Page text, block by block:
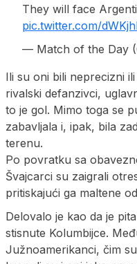
They will face
pic.twitter.com/
— Match of the Day
Ili su oni bili neprecizni
rivalski defanzivci,
to je gol. Mimo toga se
zabavljala i, ipak, bila
terenu.
Po povratku sa
Švajcarci su zaigrali
pritiskajući ga maltene
Delovalo je kao da je
stisnute Kolumbijce.
Južnoamerikanci, čim